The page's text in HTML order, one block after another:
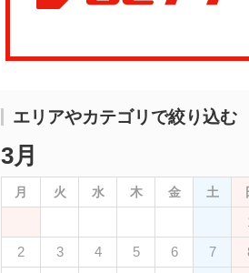
エリアやカテゴリで絞り込む
3月
月 火 水 木 金 土
2
3 4 5 6 7